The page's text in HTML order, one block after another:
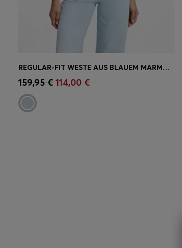
Schnelleinkauf
Größe)
REGULAR-FIT WESTE AUS BLAUEM MARMORIERTEM DENIM
159,95 €114,00 €